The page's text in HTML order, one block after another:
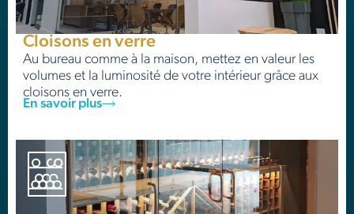
Cloisons en verre
Au bureau comme à la maison, mettez en valeur les
volumes et la luminosité de votre intérieur grâce aux
cloisons en verre.
En savoir plus